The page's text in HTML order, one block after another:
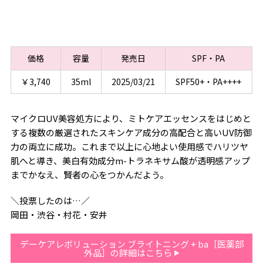
価格 容量 発売日
SPF・PA
￥3,740
35ml 2025/03/21 SPF50+・PA++++
マイクロUV美容処方により、ミトケアエッセンスをはじめと
する複数の厳選されたスキンケア成分の高配合と高いUV防御
力の両立に成功。これまで以上に心地よい使用感でハリツヤ
肌へと導き、美白有効成分m-トラネキサム酸が透明感アップ
までかなえ、賢者の心をつかんだよう。
＼投票したのは…／
岡田・渋谷・村花・安井
デーケアレボリューション ブライトニング + ba［医薬部
外品］の詳細はこちら